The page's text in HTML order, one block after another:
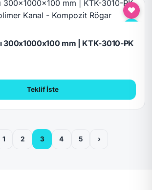
300x1000x100 mm | KTK-3010-PK
Teklif İste
1 2 3 4 5 ›